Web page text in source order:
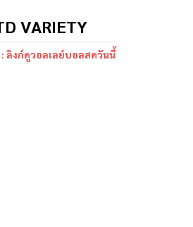
VARIETY
ลิงก์ดูวอลเลย์บอลสดวันนี้